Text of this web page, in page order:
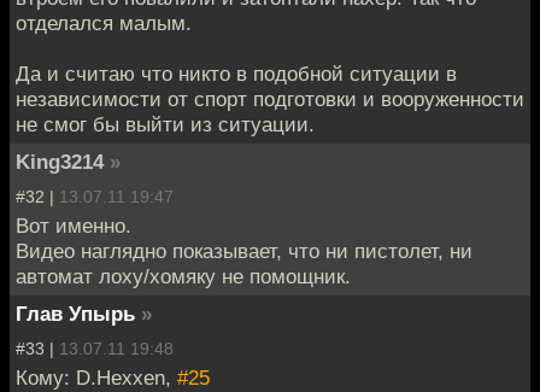
отделался малым.
Да и считаю что никто в подобной ситуации в
независимости от спорт подготовки и вооруженности
не смог бы выйти из ситуации.
King3214 »
#32 | 13.07.11 19:47
Вот именно.
Видео наглядно показывает, что ни пистолет, ни
автомат лоху/хомяку не помощник.
Глав Упырь »
#33 | 13.07.11 19:48
Кому: D.Hexxen, #25